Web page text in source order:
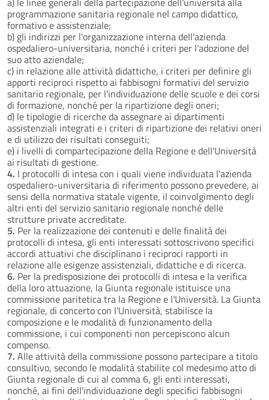
programmazione sanitaria regionale nel campo didattico,
formativo e assistenziale;
b) gli indirizzi per l'organizzazione interna dell'azienda
ospedaliero-universitaria, nonché i criteri per l'adozione del
suo atto aziendale;
c) in relazione alle attività didattiche, i criteri per definire gli
apporti reciproci rispetto ai fabbisogni formativi del servizio
sanitario regionale, per l'individuazione delle scuole e dei corsi
di formazione, nonché per la ripartizione degli oneri;
d) le tipologie di ricerche da assegnare ai dipartimenti
assistenziali integrati e i criteri di ripartizione dei relativi oneri
e di utilizzo dei risultati conseguiti;
e) i livelli di compartecipazione della Regione e dell'Università
ai risultati di gestione.
4. I protocolli di intesa con i quali viene individuata l'azienda
ospedaliero-universitaria di riferimento possono prevedere, ai
sensi della normativa statale vigente, il coinvolgimento degli
altri enti del servizio sanitario regionale nonché delle
strutture private accreditate.
5. Per la realizzazione dei contenuti e delle finalità dei
protocolli di intesa, gli enti interessati sottoscrivono specifici
accordi attuativi che disciplinano i reciproci rapporti in
relazione alle esigenze assistenziali, didattiche e di ricerca.
6. Per la predisposizione dei protocolli di intesa e la verifica
della loro attuazione, la Giunta regionale istituisce una
commissione paritetica tra la Regione e l'Università. La Giunta
regionale, di concerto con l'Università, stabilisce la
composizione e le modalità di funzionamento della
commissione, i cui componenti non percepiscono alcun
compenso.
7. Alle attività della commissione possono partecipare a titolo
consultivo, secondo le modalità stabilite col medesimo atto di
Giunta regionale di cui al comma 6, gli enti interessati,
nonché, ai fini dell'individuazione degli specifici fabbisogni